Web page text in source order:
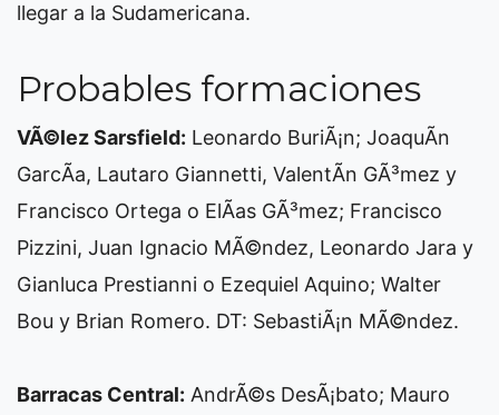
llegar a la Sudamericana.
Probables formaciones
VÃ©lez Sarsfield: Leonardo BuriÃ¡n; JoaquÃ­n
GarcÃ­a, Lautaro Giannetti, ValentÃ­n GÃ³mez y
Francisco Ortega o ElÃ­as GÃ³mez; Francisco
Pizzini, Juan Ignacio MÃ©ndez, Leonardo Jara y
Gianluca Prestianni o Ezequiel Aquino; Walter
Bou y Brian Romero. DT: SebastiÃ¡n MÃ©ndez.
Barracas Central: AndrÃ©s DesÃ¡bato; Mauro